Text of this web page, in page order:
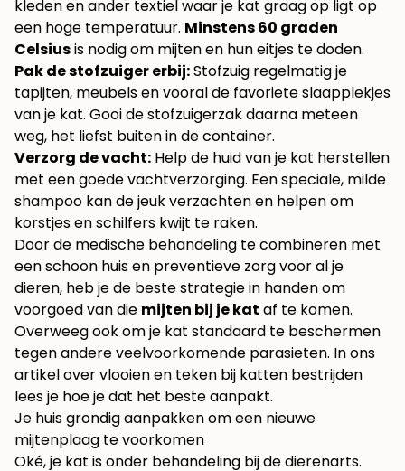
kleden en ander textiel waar je kat graag op ligt op
een hoge temperatuur. Minstens 60 graden
Celsiusis nodig om mijten en hun eitjes te doden.
Pak de stofzuiger erbij:Stofzuig regelmatig je
tapijten, meubels en vooral de favoriete slaapplekjes
van je kat. Gooi de stofzuigerzak daarna meteen
weg, het liefst buiten in de container.
Verzorg de vacht: Help de huid van je kat herstellen
met een goede vachtverzorging. Een speciale, milde
shampoo kan de jeuk verzachten en helpen om
korstjes en schilfers kwijt te raken.
Door de medische behandeling te combineren met
een schoon huis en preventieve zorg voor al je
dieren, heb je de beste strategie in handen om
voorgoed van die mijten bij je kat af te komen.
Overweeg ook om je kat standaard te beschermen
tegen andere veelvoorkomende parasieten. In ons
artikel overvlooien en teken bij katten bestrijden
lees je hoe je dat het beste aanpakt.
Je huis grondig aanpakken om een nieuwe
mijtenplaag te voorkomen
Oké, je kat is onder behandeling bij de dierenarts.